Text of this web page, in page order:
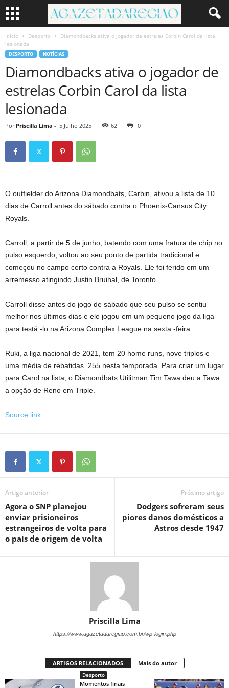
Início Desporto
Diamondbacks ativa o jogador de estrelas Corbin Carol da lista
lesionada
DESPORTO NOTÍCIAS
Diamondbacks ativa o jogador de
estrelas Corbin Carol da lista
lesionada
Por Priscilla Lima - 5 Julho 2025 62 0
O outfielder do Arizona Diamondbats, Carbin, ativou a lista de 10
dias de Carroll antes do sábado contra o Phoenix-Cansus City
Royals.
Carroll, a partir de 5 de junho, batendo com uma fratura de chip no
pulso esquerdo, voltou ao seu ponto de partida tradicional e
começou no campo certo contra a Royals. Ele foi ferido em um
arremesso atingindo Justin Bruihal, de Toronto.
Carroll disse antes do jogo de sábado que seu pulso se sentiu
melhor nos últimos dias e ele jogou em um pequeno jogo da liga
para testá -lo na Arizona Complex League na sexta -feira.
Ruki, a liga nacional de 2021, tem 20 home runs, nove triplos e
uma média de rebatidas .255 nesta temporada. Para criar um lugar
para Carol na lista, o Diamondbats Utilitman Tim Tawa deu a Tawa
a opção de Reno em Triple.
Source link
Artigo anterior
Agora o SNP planejou
enviar prisioneiros
estrangeiros de volta para
o país de origem de volta
Próximo artigo
Dodgers sofreram seus
piores danos domésticos a
Astros desde 1947
Priscilla Lima
https://www.agazetadaregiao.com.br/wp-login.php
ARTIGOS RELACIONADOS Mais do autor
Desporto
Momentos finais